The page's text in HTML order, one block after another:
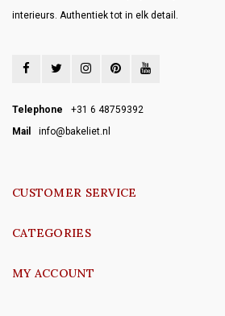
interieurs. Authentiek tot in elk detail.
Telephone
+31 6 48759392
Mail
info@bakeliet.nl
CUSTOMER SERVICE
CATEGORIES
MY ACCOUNT